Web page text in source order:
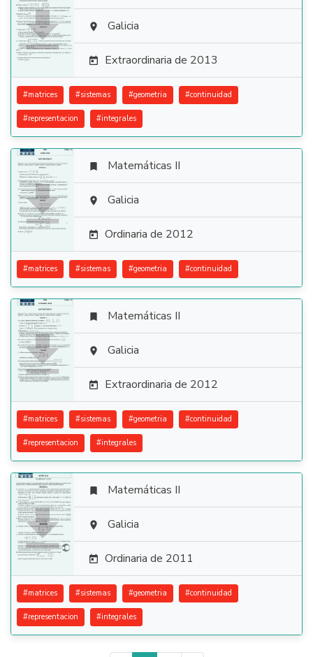
  Galicia
 Extraordinaria de 2013
#matrices #sistemas #geometria #continuidad
#representacion #integrales

 Matemáticas II
 Galicia
 Ordinaria de 2012
#matrices #sistemas #geometria #continuidad

 Matemáticas II
 Galicia
 Extraordinaria de 2012
#matrices #sistemas #geometria #continuidad
#representacion #integrales

 Matemáticas II
 Galicia
 Ordinaria de 2011
#matrices #sistemas #geometria #continuidad
#representacion #integrales